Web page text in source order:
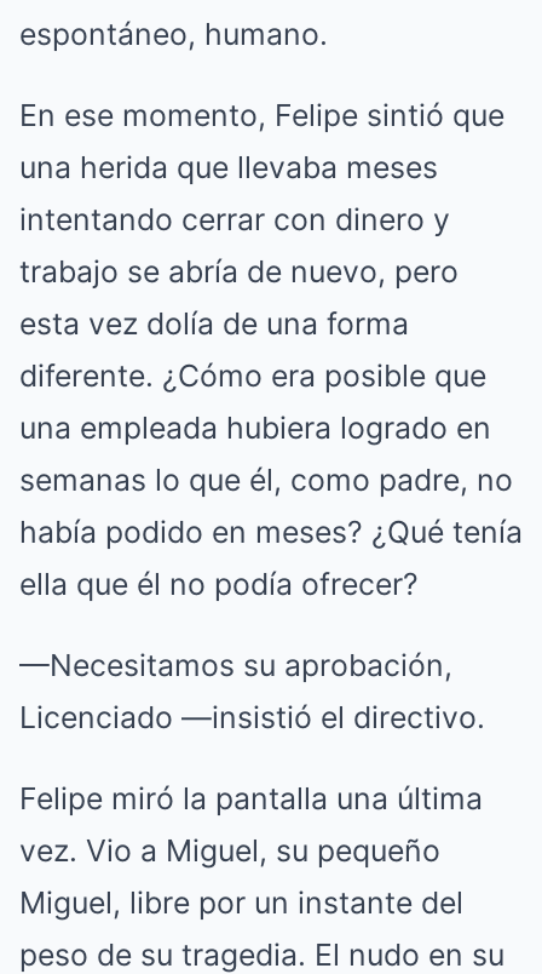
espontáneo, humano.
En ese momento, Felipe sintió que
una herida que llevaba meses
intentando cerrar con dinero y
trabajo se abría de nuevo, pero
esta vez dolía de una forma
diferente. ¿Cómo era posible que
una empleada hubiera logrado en
semanas lo que él, como padre, no
había podido en meses? ¿Qué tenía
ella que él no podía ofrecer?
—Necesitamos su aprobación,
Licenciado —insistió el directivo.
Felipe miró la pantalla una última
vez. Vio a Miguel, su pequeño
Miguel, libre por un instante del
peso de su tragedia. El nudo en su